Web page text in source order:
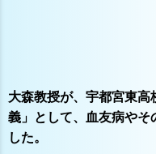
大森教授が、宇都宮東
義」として、血友病やそ
した。